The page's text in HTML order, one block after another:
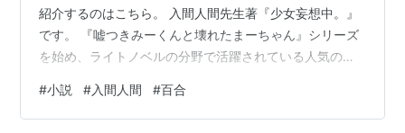
紹介するのはこちら。 入間人間先生著『少女妄想中。』
です。 『嘘つきみーくんと壊れたまーちゃん』シリーズ
を始め、ライトノベルの分野で活躍されている人気の作
した作品を得意とされていて、僕個人的には青春の中に
生じるちょっとした不可思議や常識の枠の外にある苦々
#小説 #入間人間 #百合